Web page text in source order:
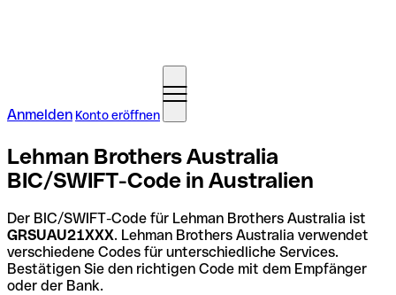
Anmelden Konto eröffnen
Lehman Brothers Australia
BIC/SWIFT-Code in Australien
Der BIC/SWIFT-Code für Lehman Brothers Australia ist
GRSUAU21XXX. Lehman Brothers Australia verwendet
verschiedene Codes für unterschiedliche Services.
Bestätigen Sie den richtigen Code mit dem Empfänger
oder der Bank.